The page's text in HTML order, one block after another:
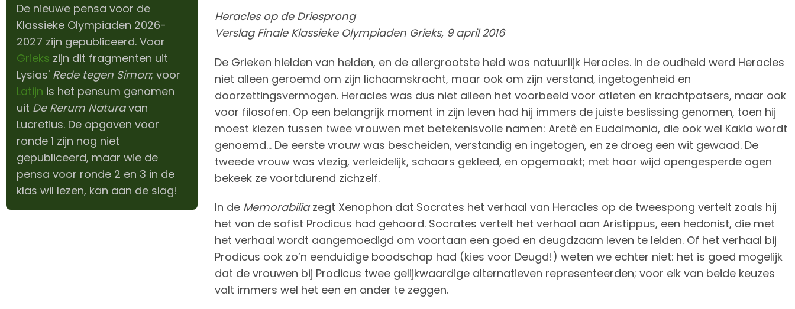
Heracles op de Driesprong
Verslag Finale Klassieke Olympiaden Grieks, 9 april 2016
De Grieken hielden van helden, en de allergrootste held was natuurlijk Heracles. In de oudheid werd Heracles
niet alleen geroemd om zijn lichaamskracht, maar ook om zijn verstand, ingetogenheid en
doorzettingsvermogen. Heracles was dus niet alleen het voorbeeld voor atleten en krachtpatsers, maar ook
voor filosofen. Op een belangrijk moment in zijn leven had hij immers de juiste beslissing genomen, toen hij
moest kiezen tussen twee vrouwen met betekenisvolle namen: Aretê en Eudaimonia, die ook wel Kakia wordt
genoemd... De eerste vrouw was bescheiden, verstandig en ingetogen, en ze droeg een wit gewaad. De
tweede vrouw was vlezig, verleidelijk, schaars gekleed, en opgemaakt; met haar wijd opengesperde ogen
bekeek ze voortdurend zichzelf.
In de Memorabilia zegt Xenophon dat Socrates het verhaal van Heracles op de tweespong vertelt zoals hij
het van de sofist Prodicus had gehoord. Socrates vertelt het verhaal aan Aristippus, een hedonist, die met
het verhaal wordt aangemoedigd om voortaan een goed en deugdzaam leven te leiden. Of het verhaal bij
Prodicus ook zo’n eenduidige boodschap had (kies voor Deugd!) weten we echter niet: het is goed mogelijk
dat de vrouwen bij Prodicus twee gelijkwaardige alternatieven representeerden; voor elk van beide keuzes
valt immers wel het een en ander te zeggen.
De nieuwe pensa voor de
Klassieke Olympiaden 2026-
2027 zijn gepubliceerd. Voor
Grieks zijn dit fragmenten uit
Lysias' Rede tegen Simon; voor
Latijn is het pensum genomen
uit De Rerum Naturavan
Lucretius. De opgaven voor
ronde 1 zijn nog niet
gepubliceerd, maar wie de
pensa voor ronde 2 en 3 in de
klas wil lezen, kan aan de slag!